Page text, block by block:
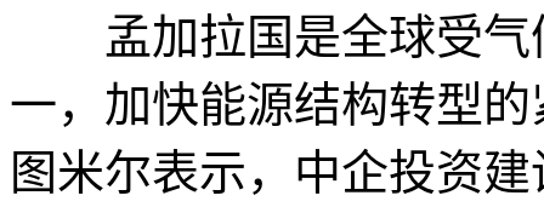
孟加拉国是全球受气
一，加快能源结构转型
图米尔表示，中企投资